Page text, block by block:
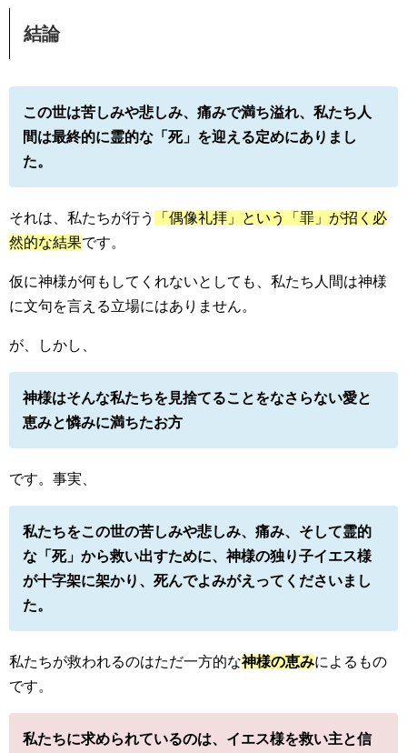
結論
この世は苦しみや悲しみ、痛みで満ち溢れ、私たち人
間は最終的に霊的な「死」を迎える定めにありまし
た。
それは、私たちが行う
「偶像礼拝」という「罪」が招く必
然的な結果です。
仮に神様が何もしてくれないとしても、私たち人間は神様
に文句を言える立場にはありません。
が、しかし、
神様はそんな私たちを見捨てることをなさらない愛と
恵みと憐みに満ちたお方
です。事実、
私たちをこの世の苦しみや悲しみ、痛み、そして霊的
な「死」から救い出すために、神様の独り子イエス様
が十字架に架かり、死んでよみがえってくださいまし
た。
私たちが救われるのはただ一方的な神様の恵みによるもの
です。
私たちに求められているのは、イエス様を救い主と信